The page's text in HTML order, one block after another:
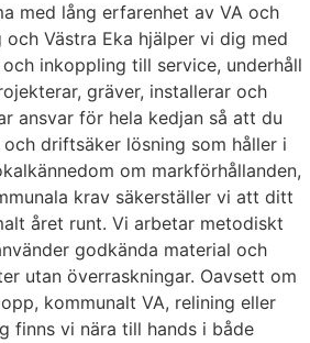
med lång erfarenhet av VA och
och Västra Eka hjälper vi dig med
inkoppling till service, underhåll
gräver, installerar och
ansvar för hela kedjan så att du
driftsäker lösning som håller i
om markförhållanden,
krav säkerställer vi att ditt
året runt. Vi arbetar metodiskt
godkända material och
utan överraskningar. Oavsett om
kommunalt VA, relining eller
finns vi nära till hands i både